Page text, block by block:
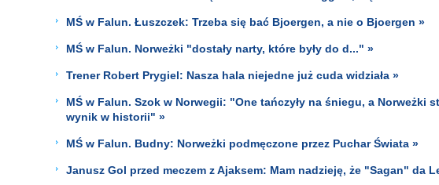
MŚ w Falun. Łuszczek: Trzeba się bać Bjoergen, a nie o Bjoergen »
MŚ w Falun. Norweżki "dostały narty, które były do d..." »
Trener Robert Prygiel: Nasza hala niejedne już cuda widziała »
MŚ w Falun. Szok w Norwegii: "One tańczyły na śniegu, a Norweżki
wynik w historii" »
MŚ w Falun. Budny: Norweżki podmęczone przez Puchar Świata »
Janusz Gol przed meczem z Ajaksem: Mam nadzieję, że "Sagan" da